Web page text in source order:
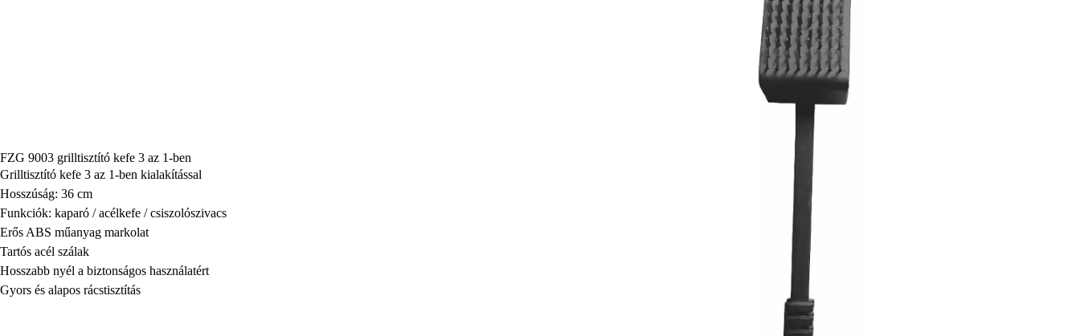
FZG 9003 grilltisztító kefe 3 az 1-ben
Grilltisztító kefe 3 az 1-ben kialakítással
Hosszúság: 36 cm
Funkciók: kaparó / acélkefe / csiszolószivacs
Erős ABS műanyag markolat
Tartós acél szálak
Hosszabb nyél a biztonságos használatért
Gyors és alapos rácstisztítás